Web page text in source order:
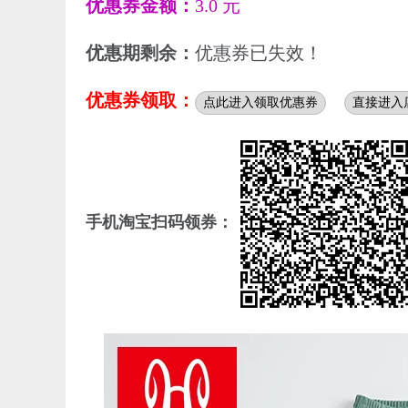
优惠券金额： 3.0 元
优惠期剩余： 优惠券已失效！
优惠券领取： 点此进入领取优惠券 直接进入
手机淘宝扫码领券：